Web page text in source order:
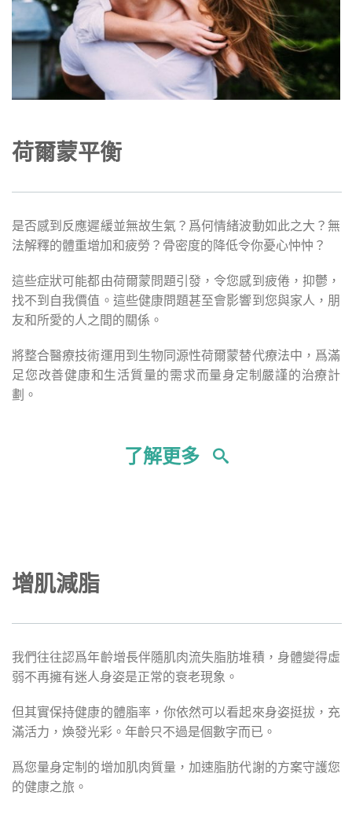
荷爾蒙平衡
是否感到反應遲緩並無故生氣？爲何情緒波動如此之大？無
法解釋的體重增加和疲勞？骨密度的降低令你憂心忡忡？
這些症狀可能都由荷爾蒙問題引發，令您感到疲倦，抑鬱，
找不到自我價值。這些健康問題甚至會影響到您與家人，朋
友和所愛的人之間的關係。
將整合醫療技術運用到生物同源性荷爾蒙替代療法中，爲滿
足您改善健康和生活質量的需求而量身定制嚴謹的治療計
劃。
了解更多
增肌減脂
我們往往認爲年齡增長伴隨肌肉流失脂肪堆積，身體變得虛
弱不再擁有迷人身姿是正常的衰老現象。
但其實保持健康的體脂率，你依然可以看起來身姿挺拔，充
滿活力，煥發光彩。年齡只不過是個數字而已。
爲您量身定制的增加肌肉質量，加速脂肪代謝的方案守護您
的健康之旅。